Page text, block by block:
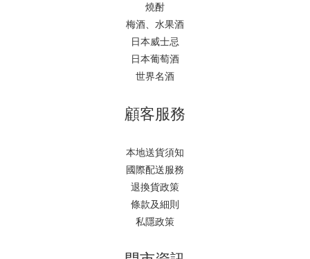
燒酎
梅酒、水果酒
日本威士忌
日本葡萄酒
世界名酒
顧客服務
本地送貨須知
國際配送服務
退換貨政策
條款及細則
私隱政策